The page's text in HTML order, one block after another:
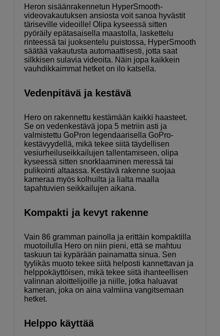
Heron sisäänrakennetun HyperSmooth-
videovakautuksen ansiosta voit sanoa hyvästit
täriseville videoille! Olipa kyseessä sitten
pyöräily epätasaisella maastolla, laskettelu
rinteessä tai juoksentelu puistossa, HyperSmooth
säätää vakautusta automaattisesti, jotta saat
silkkisen sulavia videoita. Näin jopa kaikkein
vauhdikkaimmat hetket on ilo katsella.
Vedenpitävä ja kestävä
Hero on rakennettu kestämään kaikki haasteet.
Se on vedenkestävä jopa 5 metriin asti ja
valmistettu GoPron legendaarisella GoPro-
kestävyydellä, mikä tekee siitä täydellisen
vesiurheiluseikkailujen tallentamiseen, olipa
kyseessä sitten snorklaaminen meressä tai
pulikointi altaassa. Kestävä rakenne suojaa
kameraa myös kolhuilta ja lialta maalla
tapahtuvien seikkailujen aikana.
Kompakti ja kevyt rakenne
Vain 86 gramman painolla ja erittäin kompaktilla
muotoilulla Hero on niin pieni, että se mahtuu
taskuun tai kypärään painamatta sinua. Sen
tyylikäs muoto tekee siitä helposti kannettavan ja
helppokäyttöisen, mikä tekee siitä ihanteellisen
valinnan aloittelijoille ja niille, jotka haluavat
kameran, joka on aina valmiina vangitsemaan
hetket.
Helppo käyttää